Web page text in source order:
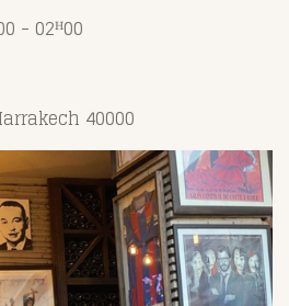
- 02ᴴ00
40000